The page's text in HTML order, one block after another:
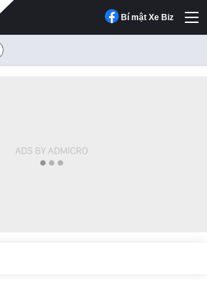
Bí mật Xe Biz